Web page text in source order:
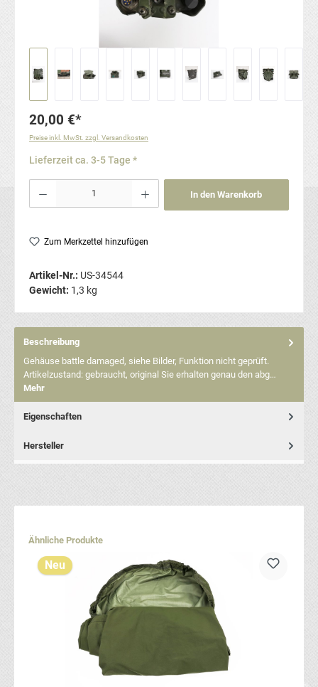
20,00 €*
Preise inkl. MwSt. zzgl. Versandkosten
Lieferzeit ca. 3-5 Tage *
In den Warenkorb
Zum Merkzettel hinzufügen
Artikel-Nr.: US-34544
Gewicht: 1,3 kg
Beschreibung
Gehäuse battle damaged, siehe Bilder, Funktion nicht geprüft.
Artikelzustand: gebraucht, original Sie erhalten genau den abg…
Mehr
Eigenschaften
Hersteller
Produktgalerie überspringen
Ähnliche Produkte
Neu